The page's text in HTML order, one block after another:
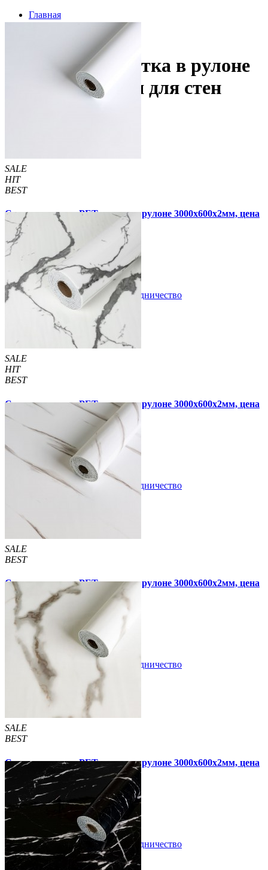
Главная
PET Плитка
PET Плитка в рулоне
PET (ПЭТ) Плитка в рулоне
самоклеющаяся для стен
SALE
HIT
BEST
Самоклеящаяся PET плитка в рулоне 3000х600х2мм, цена
за 1 шт. (PET-1688)
620 грн 1 190 грн
Купить В закладки Сотрудничество
SALE
HIT
BEST
Самоклеящаяся PET плитка в рулоне 3000х600х2мм, цена
за 1 шт. (PET-1690)
1 190 грн
Купить В закладки Сотрудничество
SALE
BEST
Самоклеящаяся PET плитка в рулоне 3000х600х2мм, цена
за 1 шт. (PET-1691)
690 грн 1 190 грн
Купить В закладки Сотрудничество
SALE
BEST
Самоклеящаяся PET плитка в рулоне 3000х600х2мм, цена
за 1 шт. (PET-1693)
690 грн 1 190 грн
Купить В закладки Сотрудничество